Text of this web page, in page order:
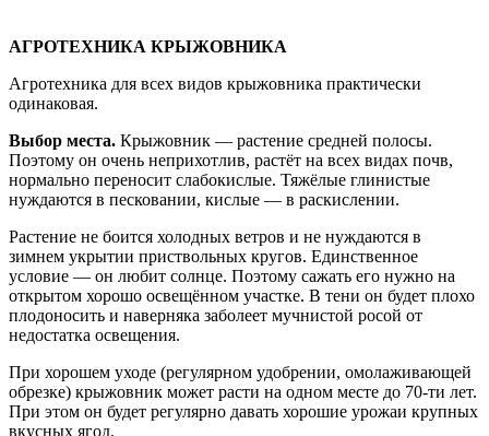
АГРОТЕХНИКА КРЫЖОВНИКА
Агротехника для всех видов крыжовника практически
одинаковая.
Выбор места. Крыжовник — растение средней полосы.
Поэтому он очень неприхотлив, растёт на всех видах почв,
нормально переносит слабокислые. Тяжёлые глинистые
нуждаются в песковании, кислые — в раскислении.
Растение не боится холодных ветров и не нуждаются в
зимнем укрытии приствольных кругов. Единственное
условие — он любит солнце. Поэтому сажать его нужно на
открытом хорошо освещённом участке. В тени он будет плохо
плодоносить и наверняка заболеет мучнистой росой от
недостатка освещения.
При хорошем уходе (регулярном удобрении, омолаживающей
обрезке) крыжовник может расти на одном месте до 70-ти лет.
При этом он будет регулярно давать хорошие урожаи крупных
вкусных ягод.